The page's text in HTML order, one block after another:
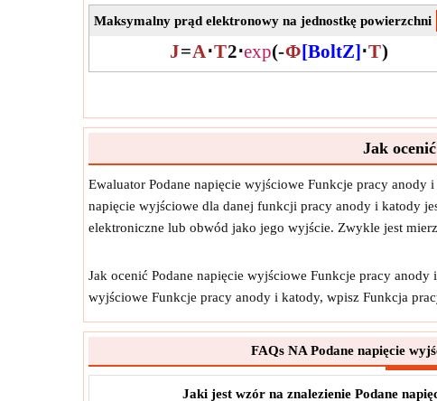
Maksymalny prąd elektronowy na jednostkę powierzchni
J=A⋅T2⋅exp(-Φ[BoltZ]⋅T)
Jak
Ewaluator Podane napięcie wyjściowe Funkcje pracy anody
napięcie wyjściowe dla danej funkcji pracy anody i katody
elektroniczne lub obwód jako jego wyjście. Zwykle jest
Jak ocenić Podane napięcie wyjściowe Funkcje pracy
wyjściowe Funkcje pracy anody i katody, wpisz Funkcja
FAQs NA Podane napięcie
Jaki jest wzór na znalezienie Podane